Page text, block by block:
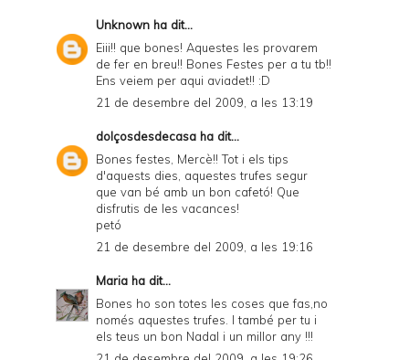
Unknown ha dit...
Eiii!! que bones! Aquestes les provarem
de fer en breu!! Bones Festes per a tu tb!!
Ens veiem per aqui aviadet!! :D
21 de desembre del 2009, a les 13:19
dolçosdesdecasa ha dit...
Bones festes, Mercè!! Tot i els tips
d'aquests dies, aquestes trufes segur
que van bé amb un bon cafetó! Que
disfrutis de les vacances!
petó
21 de desembre del 2009, a les 19:16
Maria ha dit...
Bones ho son totes les coses que fas,no
només aquestes trufes. I també per tu i
els teus un bon Nadal i un millor any !!!